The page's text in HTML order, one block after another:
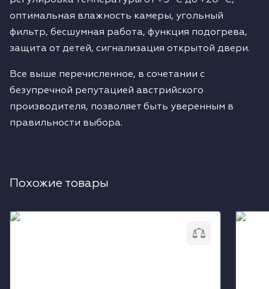
оптимальная влажность камеры, угольный
фильтр, бесшумная работа, функция подогрева,
защита от детей, сигнализация открытой двери.
Все выше перечисленное, в сочетании с
безупречной репутацией австрийского
производителя, позволяет быть уверенным в
правильности выбора.
Похожие товары
Встраиваемый винный шкаф Liebherr